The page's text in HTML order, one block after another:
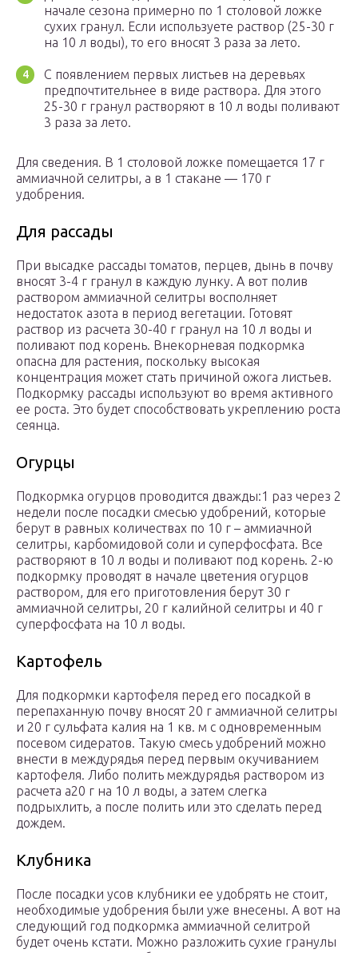
начале сезона примерно по 1 столовой ложке
сухих гранул. Если используете раствор (25-30 г
на 10 л воды), то его вносят 3 раза за лето.
С появлением первых листьев на деревьях
предпочтительнее в виде раствора. Для этого
25-30 г гранул растворяют в 10 л воды поливают
3 раза за лето.
Для сведения. В 1 столовой ложке помещается 17 г
аммиачной селитры, а в 1 стакане — 170 г
удобрения.
Для рассады
При высадке рассады томатов, перцев, дынь в почву
вносят 3-4 г гранул в каждую лунку. А вот полив
раствором аммиачной селитры восполняет
недостаток азота в период вегетации. Готовят
раствор из расчета 30-40 г гранул на 10 л воды и
поливают под корень. Внекорневая подкормка
опасна для растения, поскольку высокая
концентрация может стать причиной ожога листьев.
Подкормку рассады используют во время активного
ее роста. Это будет способствовать укреплению роста
сеянца.
Огурцы
Подкормка огурцов проводится дважды:1 раз через 2
недели после посадки смесью удобрений, которые
берут в равных количествах по 10 г – аммиачной
селитры, карбомидовой соли и суперфосфата. Все
растворяют в 10 л воды и поливают под корень. 2-ю
подкормку проводят в начале цветения огурцов
раствором, для его приготовления берут 30 г
аммиачной селитры, 20 г калийной селитры и 40 г
суперфосфата на 10 л воды.
Картофель
Для подкормки картофеля перед его посадкой в
перепаханную почву вносят 20 г аммиачной селитры
и 20 г сульфата калия на 1 кв. м с одновременным
посевом сидератов. Такую смесь удобрений можно
внести в междурядья перед первым окучиванием
картофеля. Либо полить междурядья раствором из
расчета а20 г на 10 л воды, а затем слегка
подрыхлить, а после полить или это сделать перед
дождем.
Клубника
После посадки усов клубники ее удобрять не стоит,
необходимые удобрения были уже внесены. А вот на
следующий год подкормка аммиачной селитрой
будет очень кстати. Можно разложить сухие гранулы